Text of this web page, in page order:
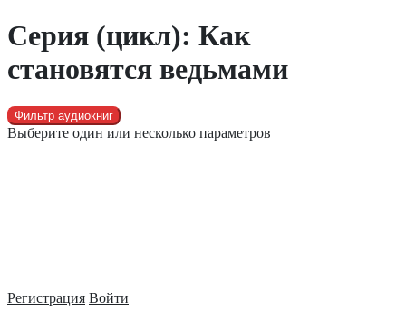
Регистрация Войти
Серия (цикл): Как
становятся ведьмами
Фильтр аудиокниг
Выберите один или несколько параметров